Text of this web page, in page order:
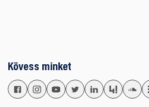
Kövess minket